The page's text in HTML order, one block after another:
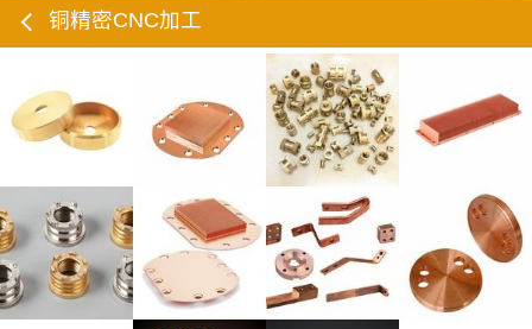
铜精密CNC加工